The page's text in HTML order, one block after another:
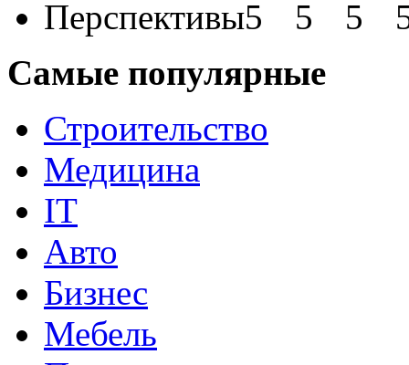
Перспективы
Самые популярные
Строительство
Медицина
IT
Авто
Бизнес
Мебель